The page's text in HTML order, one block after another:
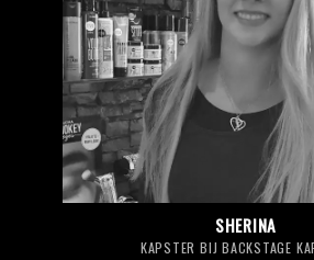
SHERINA
KAPSTER BIJ BACKSTAGE